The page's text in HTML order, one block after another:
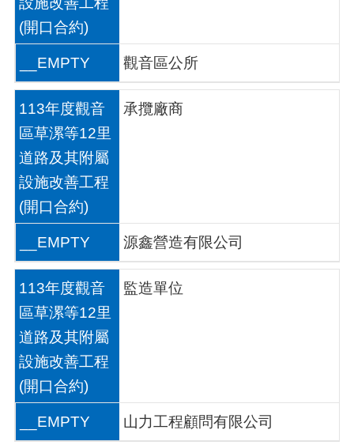
宣
網
安
全
策
(開口合約)
__EMPTY 觀音區公所
113年度觀音
區草漯等12里
道路及其附屬
設施改善工程
(開口合約)
承攬廠商
__EMPTY 源鑫營造有限公司
113年度觀音
區草漯等12里
道路及其附屬
設施改善工程
(開口合約)
監造單位
__EMPTY 山力工程顧問有限公司